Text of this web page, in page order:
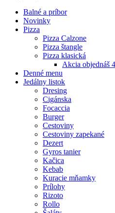
Balné a príbor
Novinky
Pizza
Pizza Calzone
Pizza štangle
Pizza klasická
Akcia objednáš
Denné menu
Jedálny listok
Dresing
Cigánska
Focaccia
Burger
Cestoviny
Cestoviny zapekané
Dezert
Gyros tanier
Kačica
Kebab
Kuracie mňamky
Prílohy
Rizoto
Rollo